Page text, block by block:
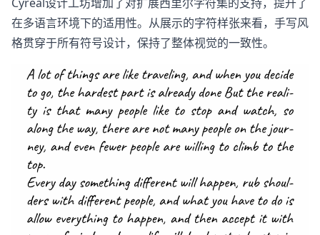
在多语言环境下的适用性。从展示的字符样张来看，手写风
格贯穿于所有符号设计，保持了整体视觉的一致性。